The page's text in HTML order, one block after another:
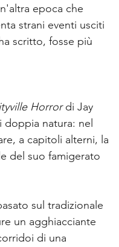
epoca che
strani eventi usciti
scritto, fosse più
Horror di Jay
natura: nel
a capitoli alterni, la
del suo famigerato
sul tradizionale
un agghiacciante
di una